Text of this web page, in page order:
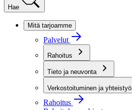
Hae
Mitä tarjoamme
Palvelut
Rahoitus
Tieto ja neuvonta
Verkostoituminen ja yhteistyö
Rahoitus